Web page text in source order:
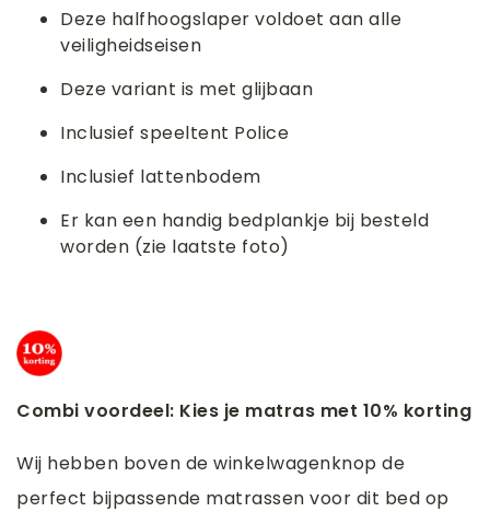
Deze halfhoogslaper voldoet aan alle
veiligheidseisen
Deze variant is met glijbaan
Inclusief speeltent Police
Inclusief lattenbodem
Er kan een handig bedplankje bij besteld
worden (zie laatste foto)
Combi voordeel: Kies je matras met 10% korting
Wij hebben boven de winkelwagenknop de
perfect bijpassende matrassen voor dit bed op